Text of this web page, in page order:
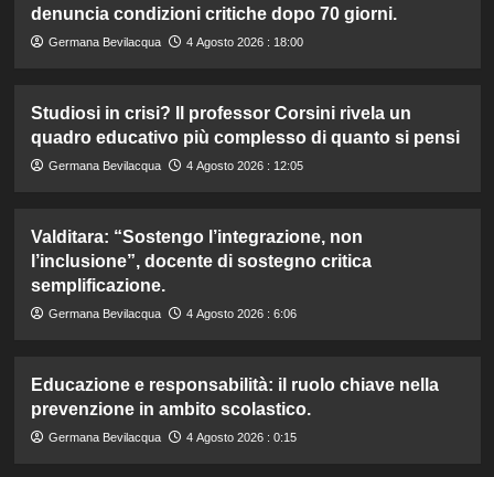
denuncia condizioni critiche dopo 70 giorni.
Germana Bevilacqua 4 Agosto 2026 : 18:00
Studiosi in crisi? Il professor Corsini rivela un
quadro educativo più complesso di quanto si pensi
Germana Bevilacqua 4 Agosto 2026 : 12:05
Valditara: “Sostengo l’integrazione, non
l’inclusione”, docente di sostegno critica
semplificazione.
Germana Bevilacqua 4 Agosto 2026 : 6:06
Educazione e responsabilità: il ruolo chiave nella
prevenzione in ambito scolastico.
Germana Bevilacqua 4 Agosto 2026 : 0:15